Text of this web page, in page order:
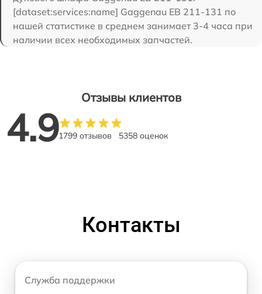
[dataset:services:name] Gaggenau EB 211-131 по
нашей статистике в среднем занимает 3-4 часа при
наличии всех необходимых запчастей.
Отзывы клиентов
4.91799 отзывов 5358 оценок
Контакты
Служба поддержки